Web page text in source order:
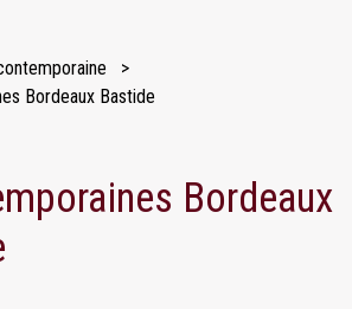
Bordeaux Bastide
Bordeaux